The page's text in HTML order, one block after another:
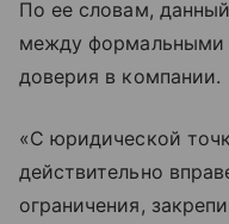
По ее словам,
между формальными
доверия в компании.
«С юридической
действительно
ограничения,